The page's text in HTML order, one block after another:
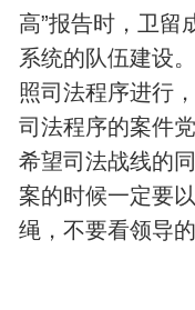
高”报告时，卫留
系统的队伍建设
照司法程序进行
司法程序的案件
希望司法战线的
案的时候一定要
绳，不要看领导的